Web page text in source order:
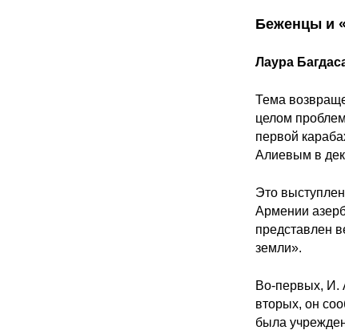
Беженцы и
Лаура
Тема
целом
первой
Алиевым в
Это
Армении
представлен
земли».
Во-первых, И.
вторых, он
была